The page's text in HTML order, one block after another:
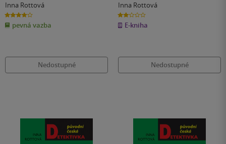
Inna Rottová
4.0
z
5
hvězdiček
pevná vazba
Nedostupné
Inna Rottová
2.0
z
5
hvězdiček
E-kniha
Nedostupné